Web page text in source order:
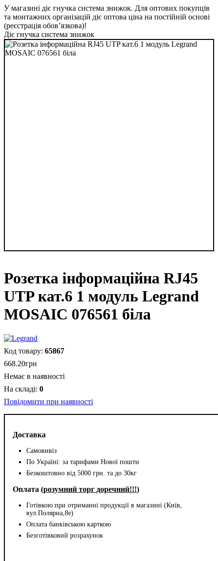
У магазині діє гнучка система знижок. Для оптових покупців
та монтажних організацій діє оптова ціна на постійній основі
(реєстрація обов’язкова)!
Діє гнучка система знижок
Розетка інформаційна RJ45
UTP кат.6 1 модуль Legrand
MOSAIC 076561 біла
Доставка
Самовивіз
По Україні: за тарифами Нової пошти
Безкоштовно від 5000 грн. та до 30кг
Оплата (розумний торг доречний!!!)
Готівкою при отриманні продукції в магазині (Київ,
вул.Полярна,8е)
Оплата банківською карткою
Безготівковий розрахунок
65867
668.20грн
Немає в наявності
0
Повідомити при наявності